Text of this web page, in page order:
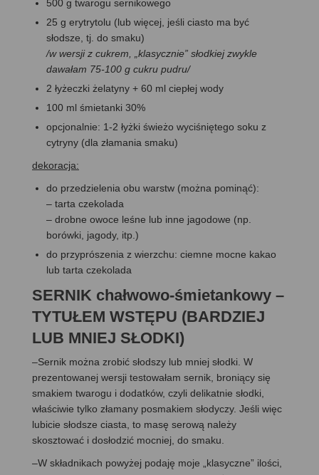
500 g twarogu sernikowego
25 g erytrytolu (lub więcej, jeśli ciasto ma być
słodsze, tj. do smaku)
/w wersji z cukrem, „klasycznie” słodkiej zwykle
dawałam 75-100 g cukru pudru/
2 łyżeczki żelatyny + 60 ml ciepłej wody
100 ml śmietanki 30%
opcjonalnie: 1-2 łyżki świeżo wyciśniętego soku z
cytryny (dla złamania smaku)
dekoracja:
do przedzielenia obu warstw (można pominąć):
– tarta czekolada
– drobne owoce leśne lub inne jagodowe (np.
borówki, jagody, itp.)
do przyprószenia z wierzchu: ciemne mocne kakao
lub tarta czekolada
SERNIK chałwowo-śmietankowy –
TYTUŁEM WSTĘPU (BARDZIEJ
LUB MNIEJ SŁODKI)
–Sernik można zrobić słodszy lub mniej słodki. W
prezentowanej wersji testowałam sernik, broniący się
smakiem twarogu i dodatków, czyli delikatnie słodki,
właściwie tylko złamany posmakiem słodyczy. Jeśli więc
lubicie słodsze ciasta, to masę serową należy
skosztować i dosłodzić mocniej, do smaku.
–W składnikach powyżej podaję moje „klasyczne” ilości,